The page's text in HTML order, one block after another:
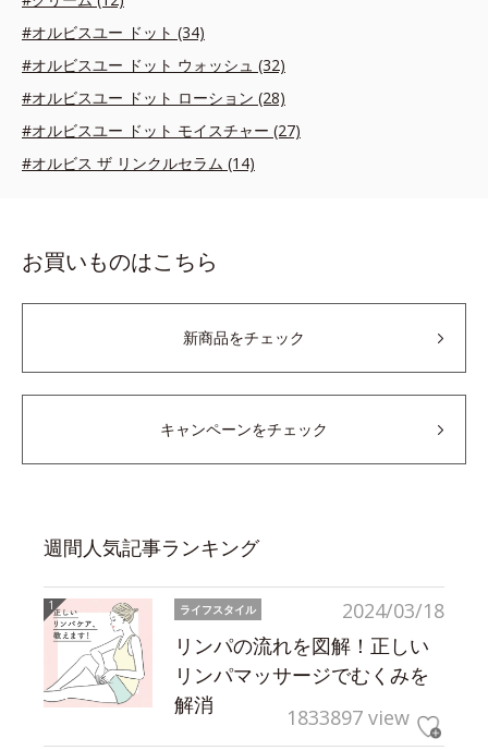
#オルビスユー ドット (34)
#オルビスユー ドット ウォッシュ (32)
#オルビスユー ドット ローション (28)
#オルビスユー ドット モイスチャー (27)
#オルビス ザ リンクルセラム (14)
お買いものはこちら
新商品をチェック
キャンペーンをチェック
週間人気記事ランキング
2024/03/18
ライフスタイル
リンパの流れを図解！正しい
リンパマッサージでむくみを
解消
1833897 view